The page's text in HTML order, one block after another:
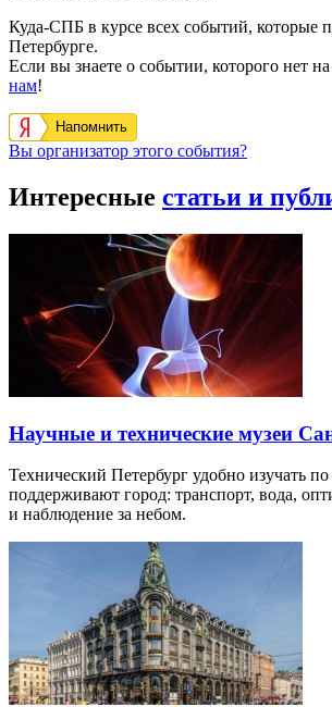
Куда-СПБ в курсе всех событий, которые
Петербурге.
Если вы знаете о событии, которого нет на
нам!
Напомнить
Вы организатор этого события?
Интересные статьи и
Научные и технические музеи
Технический Петербург удобно изучать
поддерживают город: транспорт, вода,
и наблюдение за небом.